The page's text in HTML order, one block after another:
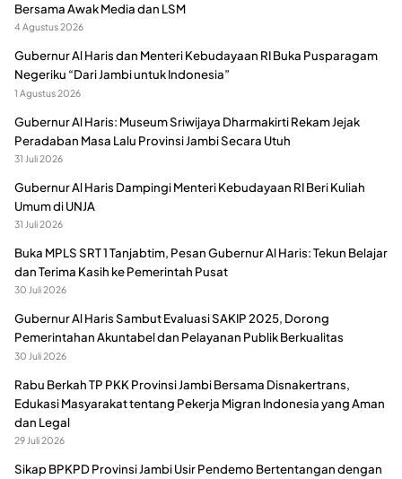
Bersama Awak Media dan LSM
4 Agustus 2026
Gubernur Al Haris dan Menteri Kebudayaan RI Buka Pusparagam
Negeriku “Dari Jambi untuk Indonesia”
1 Agustus 2026
Gubernur Al Haris: Museum Sriwijaya Dharmakirti Rekam Jejak
Peradaban Masa Lalu Provinsi Jambi Secara Utuh
31 Juli 2026
Gubernur Al Haris Dampingi Menteri Kebudayaan RI Beri Kuliah
Umum di UNJA
31 Juli 2026
Buka MPLS SRT 1 Tanjabtim, Pesan Gubernur Al Haris: Tekun Belajar
dan Terima Kasih ke Pemerintah Pusat
30 Juli 2026
Gubernur Al Haris Sambut Evaluasi SAKIP 2025, Dorong
Pemerintahan Akuntabel dan Pelayanan Publik Berkualitas
30 Juli 2026
Rabu Berkah TP PKK Provinsi Jambi Bersama Disnakertrans,
Edukasi Masyarakat tentang Pekerja Migran Indonesia yang Aman
dan Legal
29 Juli 2026
Sikap BPKPD Provinsi Jambi Usir Pendemo Bertentangan dengan